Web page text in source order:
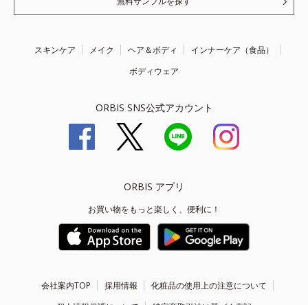
スキンケア メイク ヘア＆ボディ
インナーケア（食品）
ボディウェア
ORBIS SNS公式アカウント
ORBIS アプリ
お買い物をもっと楽しく、便利に！
会社案内TOP 採用情報
化粧品の使用上の注意について